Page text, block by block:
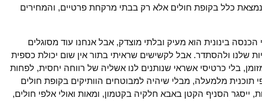
כלל בקופת חולים אלא רק בבתי מרקחת פרטיים, והמחירים
בינונית הוא מעיק ובלתי מוצדק, אבל אנחנו עוד מסוגלים
שלנו ולהסתדר. אבל לקשישים שראיתי בתור אין שום יכולת כספית
בלי כרטיסי אשראי שנותנים לנו אשליה של רווחה יחסית, לפחות
תוכנית מלמעלה, מבלי שיהיה למבוטחים הוותיקים בקופת חולים
הסניף הקטן באבא חלקיה בקטמון, ומאות ואולי אלפי חולים,